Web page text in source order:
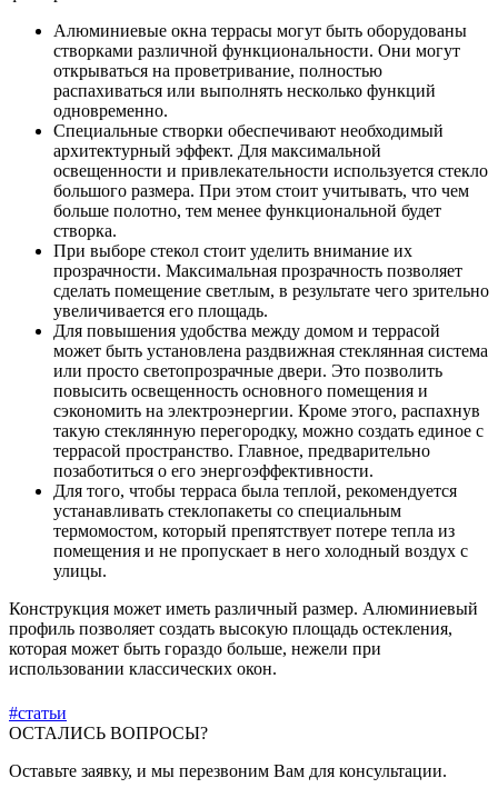
Алюминиевые окна террасы могут быть оборудованы
створками различной функциональности. Они могут
открываться на проветривание, полностью
распахиваться или выполнять несколько функций
одновременно.
Специальные створки обеспечивают необходимый
архитектурный эффект. Для максимальной
освещенности и привлекательности используется стекло
большого размера. При этом стоит учитывать, что чем
больше полотно, тем менее функциональной будет
створка.
При выборе стекол стоит уделить внимание их
прозрачности. Максимальная прозрачность позволяет
сделать помещение светлым, в результате чего зрительно
увеличивается его площадь.
Для повышения удобства между домом и террасой
может быть установлена раздвижная стеклянная система
или просто светопрозрачные двери. Это позволить
повысить освещенность основного помещения и
сэкономить на электроэнергии. Кроме этого, распахнув
такую стеклянную перегородку, можно создать единое с
террасой пространство. Главное, предварительно
позаботиться о его энергоэффективности.
Для того, чтобы терраса была теплой, рекомендуется
устанавливать стеклопакеты со специальным
термомостом, который препятствует потере тепла из
помещения и не пропускает в него холодный воздух с
улицы.
Конструкция может иметь различный размер. Алюминиевый
профиль позволяет создать высокую площадь остекления,
которая может быть гораздо больше, нежели при
использовании классических окон.
#статьи
ОСТАЛИСЬ ВОПРОСЫ?
Оставьте заявку, и мы перезвоним Вам для консультации.